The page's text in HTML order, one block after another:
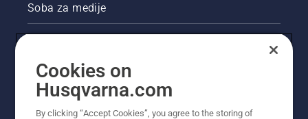
Soba za medije
Akcije
Pravne informacije o proizvodu
Ostale stranice tvrtke Husqvarna
Cookies on
Husqvarna.com
By clicking “Accept Cookies”, you agree to the storing of